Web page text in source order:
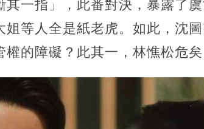
一指」，此番對決，暴露了
等人全是紙老虎。如此，沈
的障礙？此其一，林憔松危矣